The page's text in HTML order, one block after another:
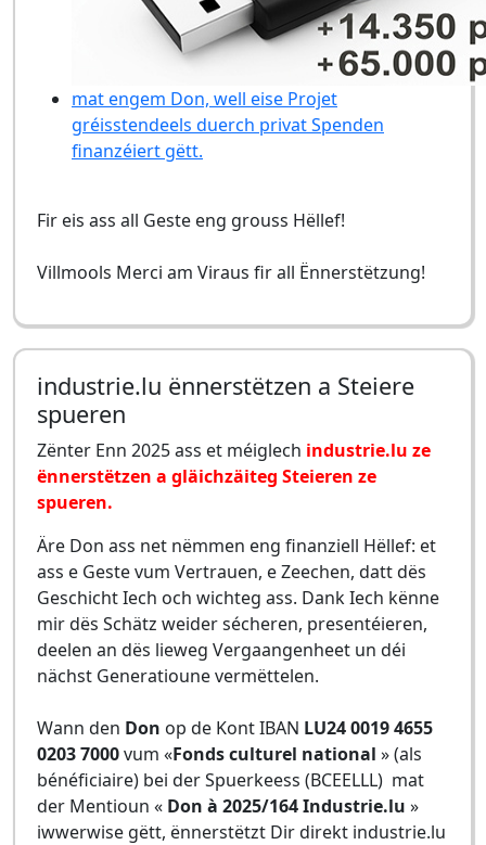
mat engem Don, well eise Projet
gréisstendeels duerch privat Spenden
finanzéiert gëtt.
Fir eis ass all Geste eng grouss Hëllef!
Villmools Merci am Viraus fir all Ënnerstëtzung!
industrie.lu ënnerstëtzen a Steiere
spueren
Zënter Enn 2025 ass et méiglech industrie.lu ze
ënnerstëtzen a gläichzäiteg Steieren ze
spueren.
Äre Don ass net nëmmen eng finanziell Hëllef: et
ass e Geste vum Vertrauen, e Zeechen, datt dës
Geschicht Iech och wichteg ass. Dank Iech kënne
mir dës Schätz weider sécheren, presentéieren,
deelen an dës lieweg Vergaangenheet un déi
nächst Generatioune vermëttelen.
Wann den Don op de Kont IBAN LU24 0019 4655
0203 7000vum «Fonds culturel national » (als
bénéficiaire) bei der Spuerkeess (BCEELLL) mat
der Mentioun « Don à 2025/164 Industrie.lu »
iwwerwise gëtt, ënnerstëtzt Dir direkt industrie.lu